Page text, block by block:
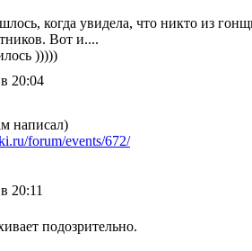
когда увидела, что никто из
Вот и....
)))))
20:04
написал)
forum/events/672/
20:11
подозрительно.